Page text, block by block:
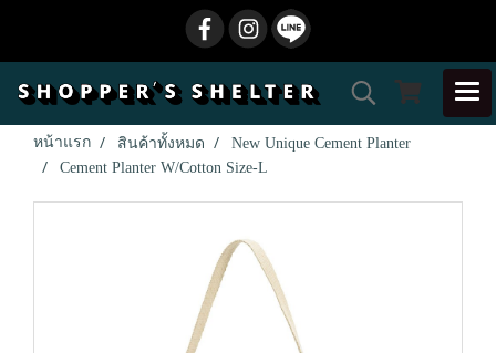
หน้าแรก สินค้าทั้งหมด
New Unique Cement Planter
Cement Planter W/Cotton Size-L